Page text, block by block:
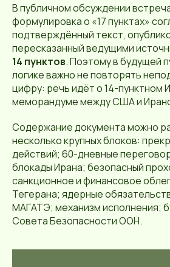
В публичном обсуждении
формулировка о «17 пунктах»
подтверждённый текст,
пересказанный ведущими
14 пунктов. Поэтому в будущей
логике важно не повторять
цифру: речь идёт о 14-пунктном
меморандуме между США и
Содержание документа можно
несколько крупных блоков:
действий; 60-дневные
блокады Ирана; безопасный
санкционное и финансовое
Тегерана; ядерные
МАГАТЭ; механизм исполнения;
Совета Безопасности ООН.